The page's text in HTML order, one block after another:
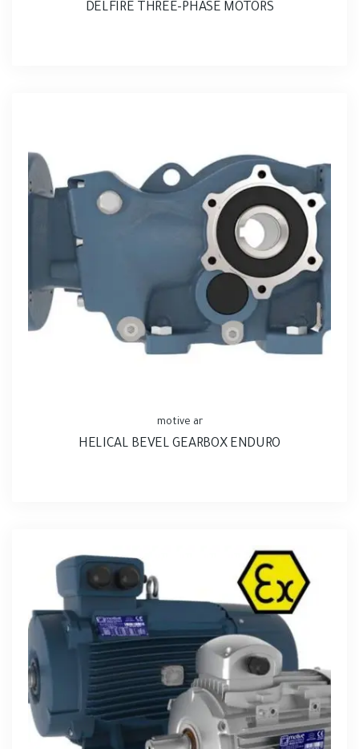
DELFIRE THREE-PHASE MOTORS
motive ar
HELICAL BEVEL GEARBOX ENDURO